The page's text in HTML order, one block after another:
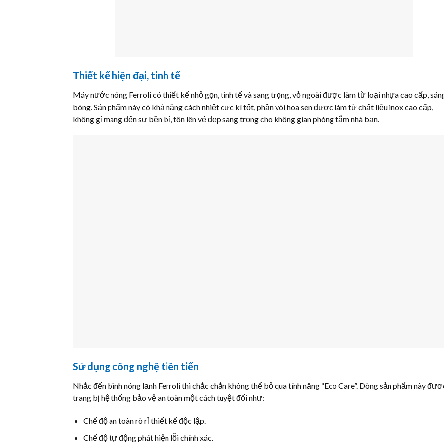
Thiết kế hiện đại, tinh tế
Máy nước nóng Ferroli có thiết kế nhỏ gọn, tinh tế và sang trọng, vỏ ngoài được làm từ loại nhựa cao cấp,
bóng. Sản phẩm này có khả năng cách nhiệt cực kì tốt, phần vòi hoa sen được làm từ chất liệu inox cao cấp,
không gỉ mang đến sự bền bỉ, tôn lên vẻ đẹp sang trọng cho không gian phòng tắm nhà bạn.
Sử dụng công nghệ tiên tiến
Nhắc đến bình nóng lạnh Ferroli thì chắc chắn không thể bỏ qua tính năng “Eco Care”. Dòng sản phẩm này
trang bị hệ thống bảo vệ an toàn một cách tuyệt đối như:
Chế độ an toàn rò rỉ thiết kế độc lập.
Chế độ tự động phát hiện lỗi chính xác.